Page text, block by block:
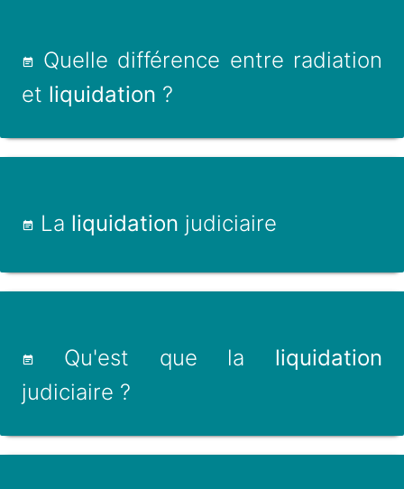
Quelle différence entre radiation
et liquidation ?
La liquidation judiciaire
Qu'est que la liquidation
judiciaire ?